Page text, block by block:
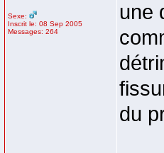
Sexe:
Inscrit le: 08 Sep 2005
Messages: 264
une
du